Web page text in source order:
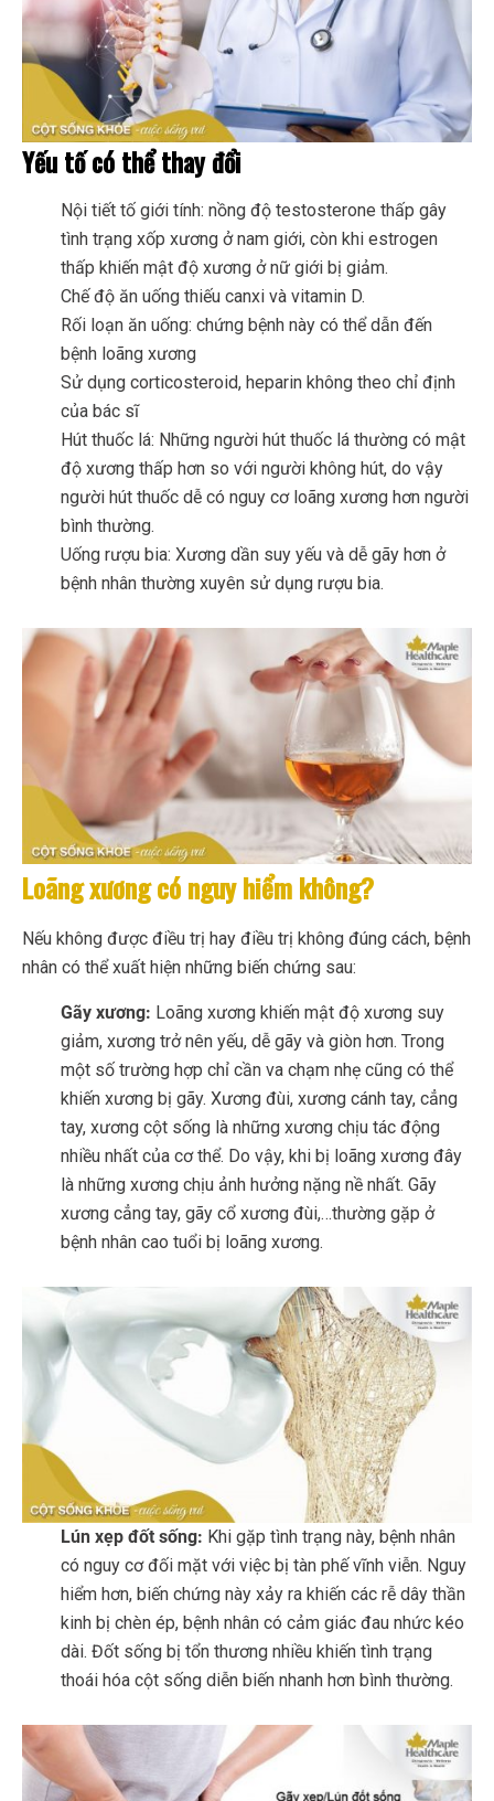
Yếu tố có thể thay đổi
Nội tiết tố giới tính: nồng độ testosterone thấp gây
tình trạng xốp xương ở nam giới, còn khi estrogen
thấp khiến mật độ xương ở nữ giới bị giảm.
Chế độ ăn uống thiếu canxi và vitamin D.
Rối loạn ăn uống: chứng bệnh này có thể dẫn đến
bệnh loãng xương
Sử dụng corticosteroid, heparin không theo chỉ định
của bác sĩ
Hút thuốc lá: Những người hút thuốc lá thường có mật
độ xương thấp hơn so với người không hút, do vậy
người hút thuốc dễ có nguy cơ loãng xương hơn người
bình thường.
Uống rượu bia: Xương dần suy yếu và dễ gãy hơn ở
bệnh nhân thường xuyên sử dụng rượu bia.
Loãng xương có nguy hiểm không?
Nếu không được điều trị hay điều trị không đúng cách, bệnh
nhân có thể xuất hiện những biến chứng sau:
Gãy xương: Loãng xương khiến mật độ xương suy
giảm, xương trở nên yếu, dễ gãy và giòn hơn. Trong
một số trường hợp chỉ cần va chạm nhẹ cũng có thể
khiến xương bị gãy. Xương đùi, xương cánh tay, cẳng
tay, xương cột sống là những xương chịu tác động
nhiều nhất của cơ thể. Do vậy, khi bị loãng xương đây
là những xương chịu ảnh hưởng nặng nề nhất. Gãy
xương cẳng tay, gãy cổ xương đùi,…thường gặp ở
bệnh nhân cao tuổi bị loãng xương.
Lún xẹp đốt sống: Khi gặp tình trạng này, bệnh nhân
có nguy cơ đối mặt với việc bị tàn phế vĩnh viễn. Nguy
hiểm hơn, biến chứng này xảy ra khiến các rễ dây thần
kinh bị chèn ép, bệnh nhân có cảm giác đau nhức kéo
dài. Đốt sống bị tổn thương nhiều khiến tình trạng
thoái hóa cột sống diễn biến nhanh hơn bình thường.